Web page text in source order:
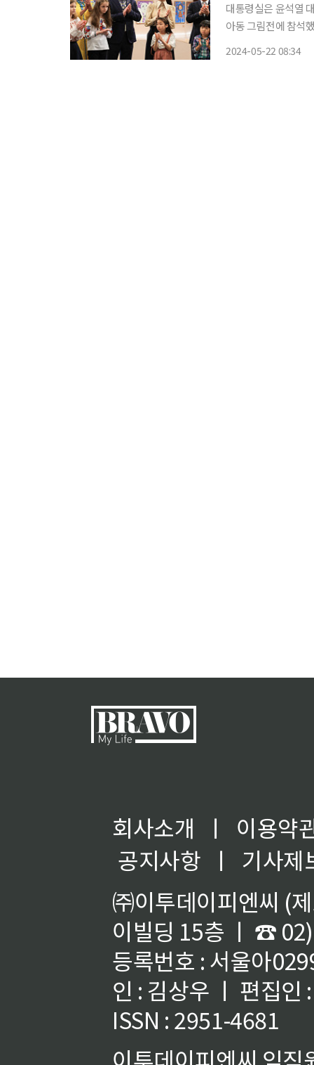
대통령실은 윤석열
아동 그림전에 참석했다고 밝혔다. 김 여사는 "영상 속
2024-05-22 08:34
회사소개 ㅣ
이용약
공지사항
ㅣ
기사제
㈜이투데이피엔씨 (
이빌딩 15층 ㅣ ☎
등록번호 : 서울아
인 : 김상우 ㅣ 편집인
ISSN : 2951-4681